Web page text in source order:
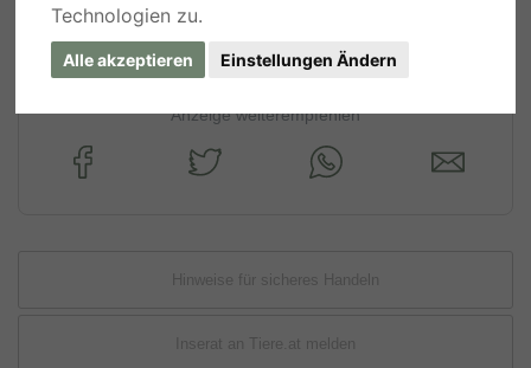
Technologien zu.
Alle akzeptieren Einstellungen Ändern
Anzeige weiterempfehlen
Hinweise für sicheres Handeln
Inserat an Tiere.at melden